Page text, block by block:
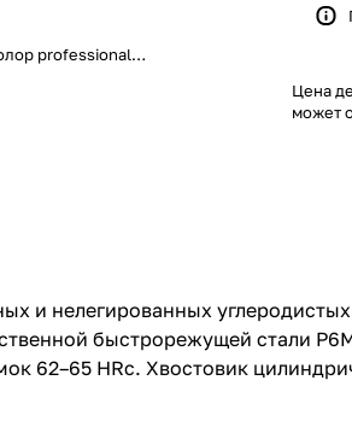
professional
Цена
может
и нелегированных
быстрорежущей стали
62–65 HRc. Хвостовик